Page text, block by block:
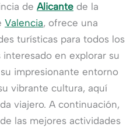
de Alicante de la
Valencia, ofrece una
turísticas para todos los
en explorar su
impresionante entorno
vibrante cultura, aquí
viajero. A continuación,
las mejores actividades